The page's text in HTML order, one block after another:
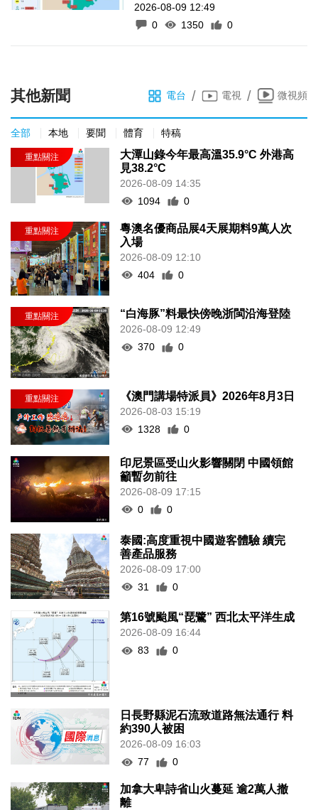
2026-08-09 12:49
0
1350 0
其他新聞 電台 / 電視 / 微視頻
全部 本地 要聞 體育 特稿
大潭山錄今年最高溫35.9°C 外港高
見38.2°C
2026-08-09 14:35
1094
0
粵澳名優商品展4天展期料9萬人次
入場
2026-08-09 12:10
404
0
“白海豚”料最快傍晚浙閩沿海登陸
2026-08-09 12:49
370
0
《澳門講場特派員》2026年8月3日
2026-08-03 15:19
1328
0
印尼景區受山火影響關閉 中國領館
籲暫勿前往
2026-08-09 17:15
0
0
泰國:高度重視中國遊客體驗 續完
善產品服務
2026-08-09 17:00
31
0
第16號颱風“琵鷺” 西北太平洋生成
2026-08-09 16:44
83
0
日長野縣泥石流致道路無法通行 料
約390人被困
2026-08-09 16:03
77
0
加拿大卑詩省山火蔓延 逾2萬人撤
離